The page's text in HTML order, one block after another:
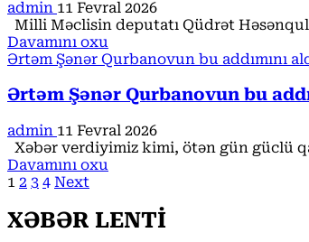
dələduz
yaxını
absurd
iddia
verdi
–
500
manat
cərimələnməsi
olundu
admin 11 Fevral 2026
Milli Məclisin deputatı Qüdrət
Davamını oxu
more
Azərbaycanın
aqrar
sektoru
niyə
çıxış
yoludurmu?
Ərtəm Şənər Qurbanovun bu addımını
Ərtəm Şənər Qurbanovun bu
admin 11 Fevral 2026
Xəbər verdiyimiz kimi, ötən gün güclü
Davamını oxu
Ərtəm
Şənər
Posts
pagination
1 2 3 4 Next
XƏBƏR LENTİ